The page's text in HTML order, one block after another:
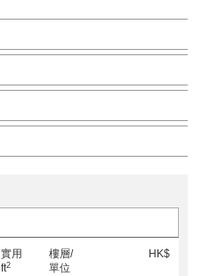
實用
ft2
樓層/
單位
HK$